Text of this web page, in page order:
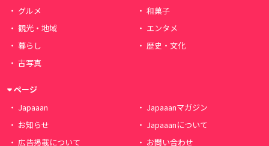
グルメ
和菓子
観光・地域
エンタメ
暮らし
歴史・文化
古写真
ページ
Japaaan
Japaaanマガジン
お知らせ
Japaaanについて
広告掲載について
お問い合わせ